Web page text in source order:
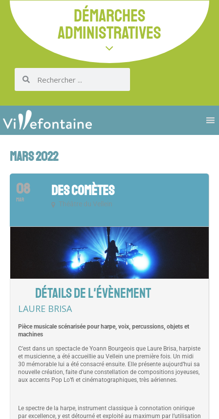
DÉMARCHES
ADMINISTRATIVES
MARS 2022
08
MAR
DES COMÈTES
Théâtre du Vellein
DÉTAILS DE L'ÉVÈNEMENT
LAURE BRISA
Pièce musicale scénarisée pour harpe, voix, percussions, objets et
machines
C’est dans un spectacle de Yoann Bourgeois que Laure Brisa, harpiste
et musicienne, a été accueillie au Vellein une première fois. Un midi
30 mémorable lui a été consacré ensuite. Elle présente aujourd’hui sa
nouvelle création, faite d’une constellation de compositions joyeuses,
aux accents Pop Lo’fi et cinématographiques, très aériennes.
Le spectre de la harpe, instrument classique à connotation onirique
par excellence, y est détourné et exploité au maximum par l’utilisation